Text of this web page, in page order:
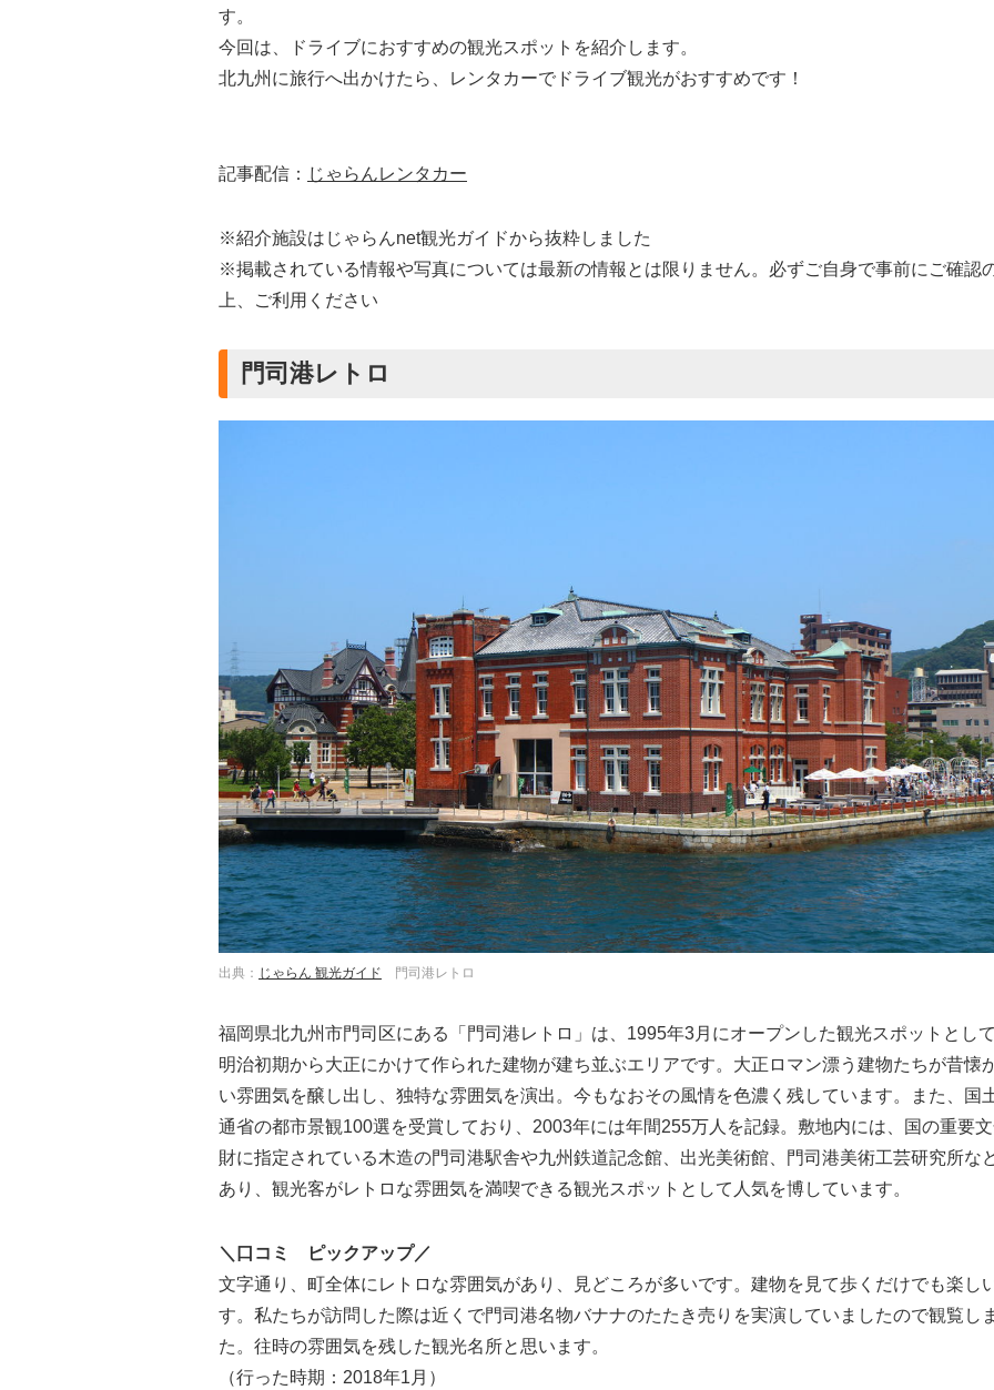
す。
今回は、ドライブにおすすめの観光スポットを紹介します。
北九州に旅行へ出かけたら、レンタカーでドライブ観光がおすすめです！
記事配信： じゃらんレンタカー
※紹介施設はじゃらんnet観光ガイドから抜粋しました
※掲載されている情報や写真については最新の情報とは限りません。必ずご自身で事前にご確認
上、ご利用ください
門司港レトロ
出典： じゃらん 観光ガイド 門司港レトロ
福岡県北九州市門司区にある「門司港レトロ」は、1995年3月にオープンした観光スポットとして
明治初期から大正にかけて作られた建物が建ち並ぶエリアです。大正ロマン漂う建物たちが昔懐
い雰囲気を醸し出し、独特な雰囲気を演出。今もなおその風情を色濃く残しています。また、国
通省の都市景観100選を受賞しており、2003年には年間255万人を記録。敷地内には、国の重要
財に指定されている木造の門司港駅舎や九州鉄道記念館、出光美術館、門司港美術工芸研究所な
あり、観光客がレトロな雰囲気を満喫できる観光スポットとして人気を博しています。
＼口コミ ピックアップ／
文字通り、町全体にレトロな雰囲気があり、見どころが多いです。建物を見て歩くだけでも楽し
す。私たちが訪問した際は近くで門司港名物バナナのたたき売りを実演していましたので観覧し
た。往時の雰囲気を残した観光名所と思います。
（行った時期：2018年1月）